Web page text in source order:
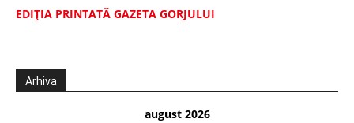
EDIŢIA PRINTATĂ GAZETA GORJULUI
Arhiva
august 2026